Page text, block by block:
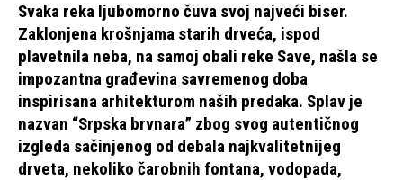
Svaka reka ljubomorno čuva svoj najveći biser.
Zaklonjena krošnjama starih drveća, ispod
plavetnila neba, na samoj obali reke Save, našla se
impozantna građevina savremenog doba
inspirisana arhitekturom naših predaka. Splav je
nazvan “Srpska brvnara” zbog svog autentičnog
izgleda sačinjenog od debala najkvalitetnijeg
drveta, nekoliko čarobnih fontana, vodopada,